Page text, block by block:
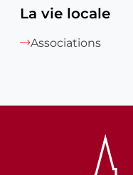
La vie locale
Associations